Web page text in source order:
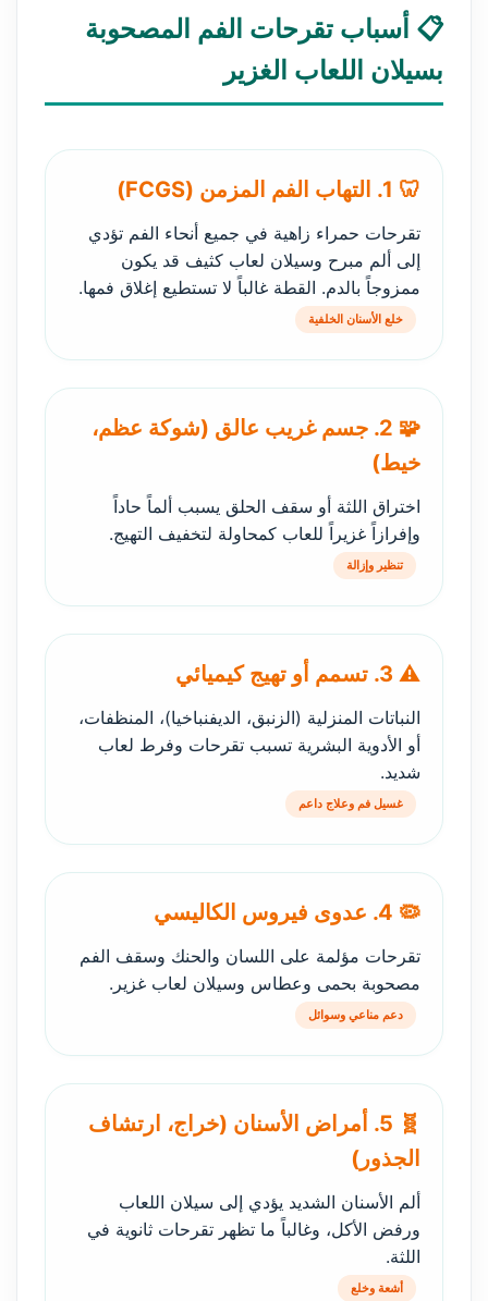
📋 أسباب تقرحات الفم المصحوبة
بسيلان اللعاب الغزير
🦷 1. التهاب الفم المزمن (FCGS)
تقرحات حمراء زاهية في جميع أنحاء الفم تؤدي
إلى ألم مبرح وسيلان لعاب كثيف قد يكون
ممزوجاً بالدم. القطة غالباً لا تستطيع إغلاق فمها.
خلع الأسنان الخلفية
🧩 2. جسم غريب عالق (شوكة عظم،
خيط)
اختراق اللثة أو سقف الحلق يسبب ألماً حاداً
وإفرازاً غزيراً للعاب كمحاولة لتخفيف التهيج.
تنظير وإزالة
⚠️ 3. تسمم أو تهيج كيميائي
النباتات المنزلية (الزنبق، الديفنباخيا)، المنظفات،
أو الأدوية البشرية تسبب تقرحات وفرط لعاب
شديد.
غسيل فم وعلاج داعم
🦠 4. عدوى فيروس الكاليسي
تقرحات مؤلمة على اللسان والحنك وسقف الفم
مصحوبة بحمى وعطاس وسيلان لعاب غزير.
دعم مناعي وسوائل
🧬 5. أمراض الأسنان (خراج، ارتشاف
الجذور)
ألم الأسنان الشديد يؤدي إلى سيلان اللعاب
ورفض الأكل، وغالباً ما تظهر تقرحات ثانوية في
اللثة.
أشعة وخلع